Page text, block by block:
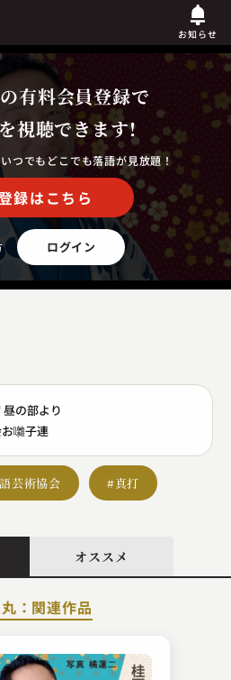
お知らせ
の有料会員登録で
視聴できます!
つでもどこでも落語が見放題！
録はこちら
ログイン
の部より
囃子連
芸術協会 #真打
オススメ
：関連作品